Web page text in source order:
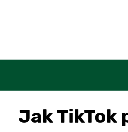
Jak TikTok